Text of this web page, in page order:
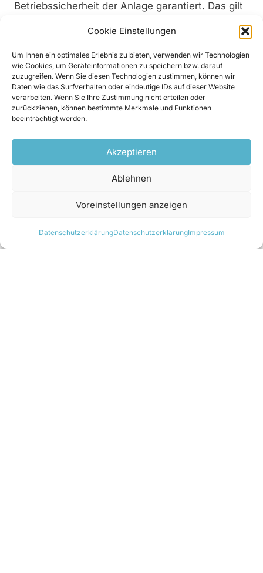
Cookie Einstellungen
Um Ihnen ein optimales Erlebnis zu bieten, verwenden wir Technologien
wie Cookies, um Geräteinformationen zu speichern bzw. darauf
zuzugreifen. Wenn Sie diesen Technologien zustimmen, können wir
Daten wie das Surfverhalten oder eindeutige IDs auf dieser Website
verarbeiten. Wenn Sie Ihre Zustimmung nicht erteilen oder
zurückziehen, können bestimmte Merkmale und Funktionen
beeinträchtigt werden.
Akzeptieren
Ablehnen
Voreinstellungen anzeigen
DatenschutzerklärungDatenschutzerklärungImpressum
Betriebssicherheit der Anlage garantiert. Das gilt
vor allem im Alpenraum, wo eine leistungsstarke
Rechenreinigungsmaschine auch im Winter bei
Temperaturen unter Null Grad und auch nach
einem Hochwasser weiterhin ihre Funktion
erfüllen können muss.